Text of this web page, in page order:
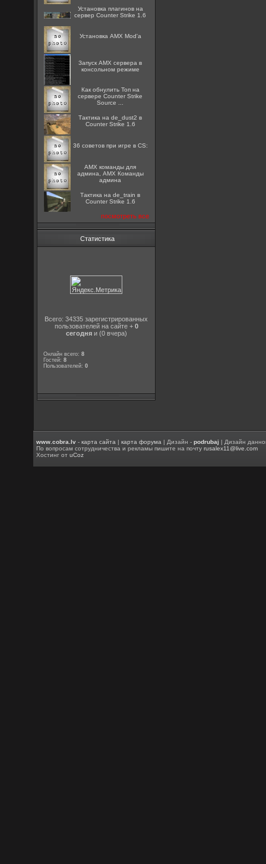
Установка плагинов на
сервер Counter Strike 1.6
Установка AMX Mod'a
Запуск AMX сервера в
консольном режиме
Как обнулить Топ на
сервере Counter Strike
Source ...
Тактика на de_dust2 в
Counter Strike 1.6
36 советов при игре в CS:
AMX команды для
админа, AMX Команды
админа
Тактика на de_train в
Counter Strike 1.6
посмотреть все
Статистика
Всего: 34335 зарегистрированных
пользователей на сайте + 0
сегодняи (0 вчера)
Онлайн всего:8
Гостей:8
Пользователей:0
www.cobra.lv -карта сайта |карта форума | Дизайн -podrubaj | Дизайн
По вопросам сотрудничества и рекламы пишите на почтуrusalex11@live.com
Хостинг отuCoz